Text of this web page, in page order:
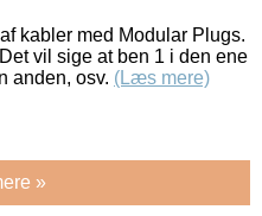
kabler med Modular Plugs.
vil sige at ben 1 i den ene
anden, osv. (Læs mere)
»